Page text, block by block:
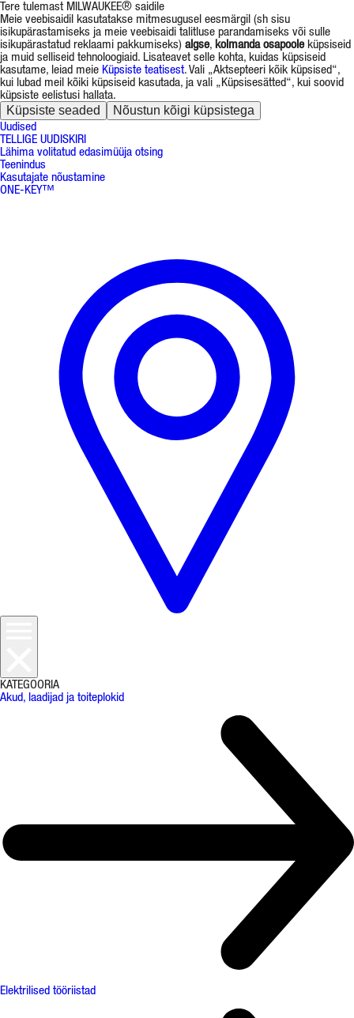
Tere tulemast MILWAUKEE® saidile
Meie veebisaidil kasutatakse mitmesugusel eesmärgil (sh sisu
isikupärastamiseks ja meie veebisaidi talitluse parandamiseks või sulle
isikupärastatud reklaami pakkumiseks) algse, kolmanda osapooleküpsiseid
ja muid selliseid tehnoloogiaid. Lisateavet selle kohta, kuidas küpsiseid
kasutame, leiad meie Küpsiste teatisest. Vali „Aktsepteeri kõik küpsised“,
kui lubad meil kõiki küpsiseid kasutada, ja vali „Küpsisesätted“, kui soovid
küpsiste eelistusi hallata.
Küpsiste seaded Nõustun kõigi küpsistega
Uudised
TELLIGE UUDISKIRI
Lähima volitatud edasimüüja otsing
Teenindus
Kasutajate nõustamine
ONE-KEY™
KATEGOORIA
Akud, laadijad ja toiteplokid
Elektrilised tööriistad